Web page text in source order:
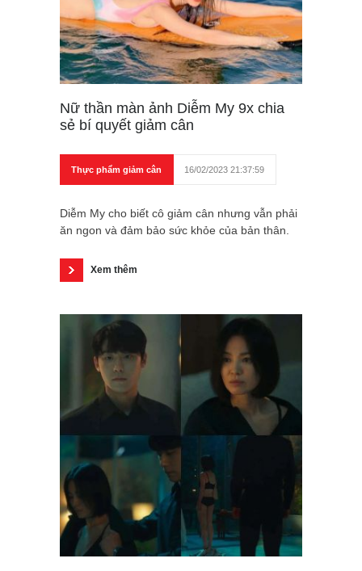
Nữ thần màn ảnh Diễm My 9x chia
sẻ bí quyết giảm cân
Thực phẩm giảm cân 16/02/2023 21:37:59
Diễm My cho biết cô giảm cân nhưng vẫn phải
ăn ngon và đảm bảo sức khỏe của bản thân.
Xem thêm